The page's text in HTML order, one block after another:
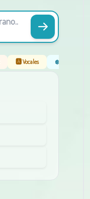
🅰️ Vocales ❄️ Invierno